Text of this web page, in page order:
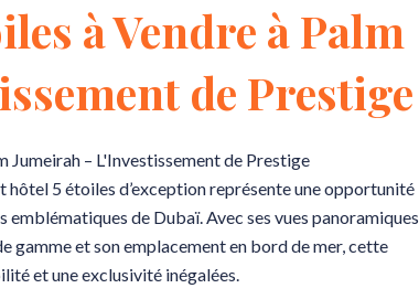
à Vendre à Palm
de Prestige
Jumeirah – L'Investissement de Prestige
hôtel 5 étoiles d’exception représente une opportunité
emblématiques de Dubaï. Avec ses vues panoramiques
gamme et son emplacement en bord de mer, cette
et une exclusivité inégalées.